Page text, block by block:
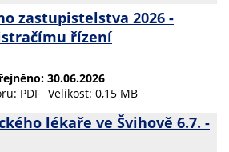
zastupistelstva 2026 -
řízení
30.06.2026
PDF Velikost: 0,15 MB
lékaře ve Švihově 6.7. -